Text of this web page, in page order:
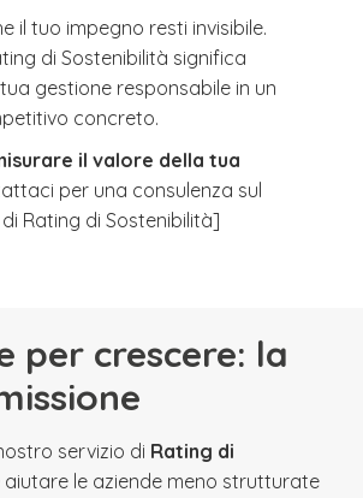
il tuo impegno resti invisibile.
di Sostenibilità significa
gestione responsabile in un
concreto.
il valore della tua
per una consulenza sul
Rating di Sostenibilità]
per crescere: la
servizio di Rating di
aiutare le aziende meno strutturate